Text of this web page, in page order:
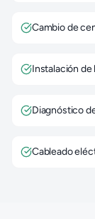
Cambio de
Instalación de
Diagnóstico
Cableado